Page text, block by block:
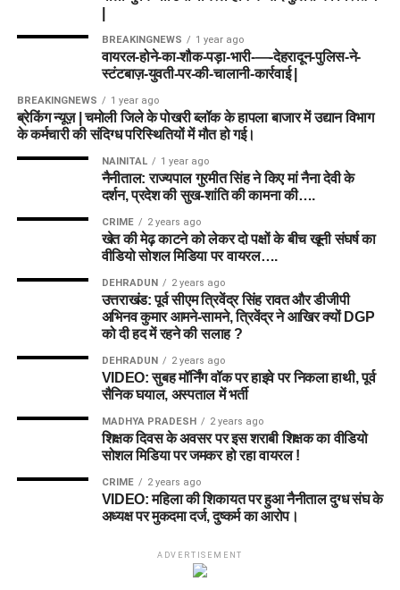
BREAKINGNEWS 1 year ago
वायरल-होने-का-शौक-पड़ा-भारी-—-देहरादून-पुलिस-ने-
स्टंटबाज़-युवती-पर-की-चालानी-कार्रवाई |
BREAKINGNEWS 1 year ago
ब्रेकिंग न्यूज़ | चमोली जिले के पोखरी ब्लॉक के हापला बाजार में उद्यान विभाग
के कर्मचारी की संदिग्ध परिस्थितियों में मौत हो गई।
NAINITAL 1 year ago
नैनीताल: राज्यपाल गुरमीत सिंह ने किए मां नैना देवी के
दर्शन, प्रदेश की सुख-शांति की कामना की….
CRIME 2 years ago
खेत की मेढ़ काटने को लेकर दो पक्षों के बीच खूनी संघर्ष का
वीडियो सोशल मिडिया पर वायरल….
DEHRADUN 2 years ago
उत्तराखंड: पूर्व सीएम त्रिवेंद्र सिंह रावत और डीजीपी
अभिनव कुमार आमने-सामने, त्रिवेंद्र ने आखिर क्यों DGP
को दी हद में रहने की सलाह ?
DEHRADUN 2 years ago
VIDEO: सुबह मॉर्निंग वॉक पर हाइवे पर निकला हाथी, पूर्व
सैनिक घयाल, अस्पताल में भर्ती
MADHYA PRADESH 2 years ago
शिक्षक दिवस के अवसर पर इस शराबी शिक्षक का वीडियो
सोशल मिडिया पर जमकर हो रहा वायरल !
CRIME 2 years ago
VIDEO: महिला की शिकायत पर हुआ नैनीताल दुग्ध संघ के
अध्यक्ष पर मुकदमा दर्ज, दुष्कर्म का आरोप।
ADVERTISEMENT